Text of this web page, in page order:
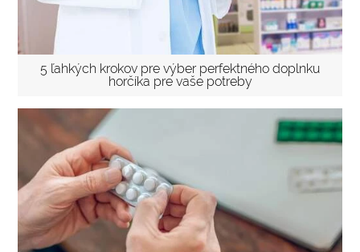
5 ľahkých krokov pre výber perfektného doplnku
horčíka pre vaše potreby